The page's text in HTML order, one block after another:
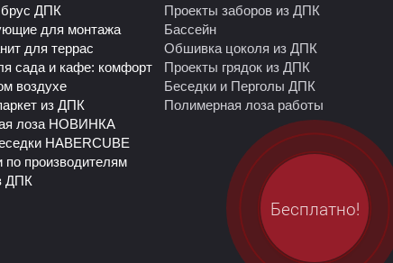
ДПК
для монтажа
для террас
сада и кафе: комфорт
воздухе
из ДПК
лоза НОВИНКА
HABERCUBE
по производителям
ДПК
Проекты заборов из ДПК
Бассейн
Обшивка цоколя из ДПК
Проекты грядок из ДПК
Беседки и Перголы ДПК
Полимерная лоза работы
Бесплатно!